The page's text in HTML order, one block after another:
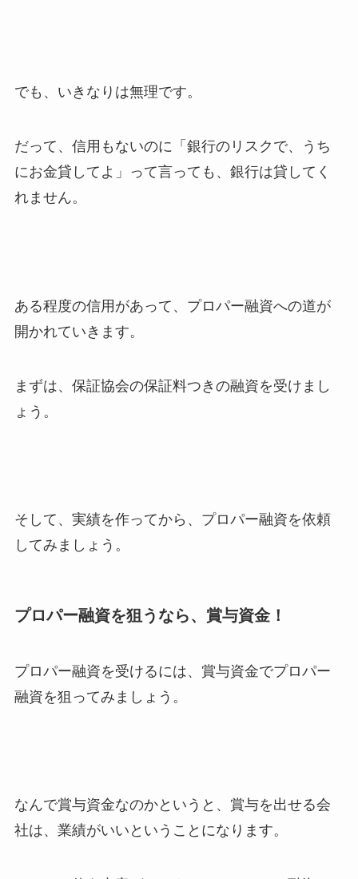
でも、いきなりは無理です。
だって、信用もないのに「銀行のリスクで、うち
にお金貸してよ」って言っても、銀行は貸してく
れません。
ある程度の信用があって、プロパー融資への道が
開かれていきます。
まずは、保証協会の保証料つきの融資を受けまし
ょう。
そして、実績を作ってから、プロパー融資を依頼
してみましょう。
プロパー融資を狙うなら、賞与資金！
プロパー融資を受けるには、賞与資金でプロパー
融資を狙ってみましょう。
なんで賞与資金なのかというと、賞与を出せる会
社は、業績がいいということになります。